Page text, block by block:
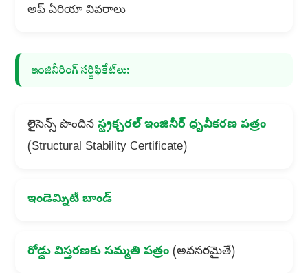
అప్ ఏరియా వివరాలు
ఇంజినీరింగ్ సర్టిఫికేట్‌లు:
లైసెన్స్ పొందిన స్ట్రక్చరల్ ఇంజినీర్ ధృవీకరణ పత్రం
(Structural Stability Certificate)
ఇండెమ్నిటీ బాండ్
రోడ్డు విస్తరణకు సమ్మతి పత్రం(అవసరమైతే)